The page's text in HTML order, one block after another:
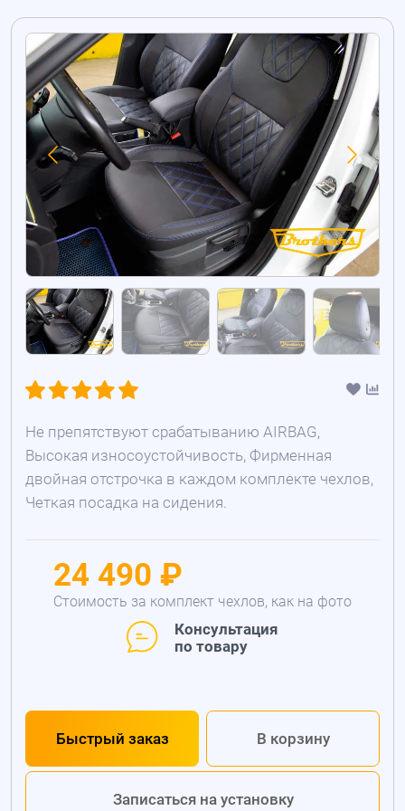
Не препятствуют срабатыванию AIRBAG,
Высокая износоустойчивость, Фирменная
двойная отстрочка в каждом комплекте чехлов,
Четкая посадка на сидения.
24 490 ₽
Стоимость за комплект чехлов, как на фото
Консультация
по товару
Быстрый заказ В корзину
Записаться на установку